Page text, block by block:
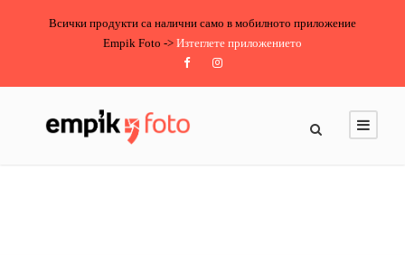
Всички продукти са налични само в мобилното приложение
Empik Foto -> Изтеглете приложението